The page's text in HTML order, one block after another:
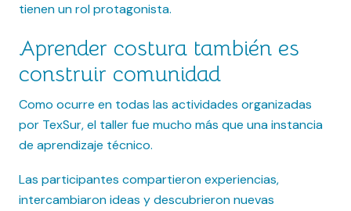
tienen un rol protagonista.
Aprender costura también es
construir comunidad
Como ocurre en todas las actividades organizadas
por TexSur, el taller fue mucho más que una instancia
de aprendizaje técnico.
Las participantes compartieron experiencias,
intercambiaron ideas y descubrieron nuevas